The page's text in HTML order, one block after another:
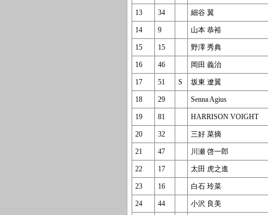
13 34 細谷 翼
14 9 山本 恭裕
15 15 野澤 秀典
16 46 岡田 義治
17 51 S 坂東 遼翼
18 29 Senna Agius
19 81 HARRISON VOIGHT
20 32 三好 菜摘
21 47 川瀬 啓一郎
22 17 太田 虎之進
23 16 白石 玲菜
24 44 小沢 良美